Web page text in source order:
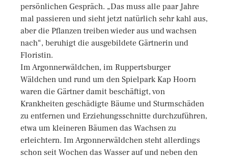
persönlichen Gespräch. „Das muss alle paar Jahre
mal passieren und sieht jetzt natürlich sehr kahl aus,
aber die Pflanzen treiben wieder aus und wachsen
nach“, beruhigt die ausgebildete Gärtnerin und
Floristin.
Im Argonnerwäldchen, im Ruppertsburger
Wäldchen und rund um den Spielpark Kap Hoorn
waren die Gärtner damit beschäftigt, von
Krankheiten geschädigte Bäume und Sturmschäden
zu entfernen und Erziehungsschnitte durchzuführen,
etwa um kleineren Bäumen das Wachsen zu
erleichtern. Im Argonnerwäldchen steht allerdings
schon seit Wochen das Wasser auf und neben den